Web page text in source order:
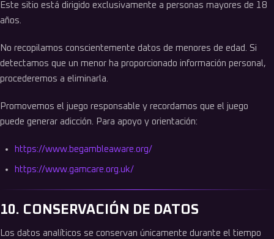
Este sitio está dirigido exclusivamente a personas mayores de 18
años.
No recopilamos conscientemente datos de menores de edad. Si
detectamos que un menor ha proporcionado información personal,
procederemos a eliminarla.
Promovemos el juego responsable y recordamos que el juego
puede generar adicción. Para apoyo y orientación:
https://www.begambleaware.org/
https://www.gamcare.org.uk/
10. CONSERVACIÓN DE DATOS
Los datos analíticos se conservan únicamente durante el tiempo